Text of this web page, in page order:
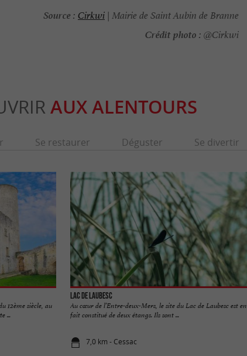
Source : Cirkwi| Mairie de Saint Aubin de Branne
Crédit photo : @Cirkwi
AUX ALENTOURS
Se restaurer Déguster Se divertir
12ème siècle, au
...
Lac de Laubesc
Au cœur de l’Entre-deux-Mers, le site du Lac de Laubesc est en
fait constitué de deux étangs. Ils sont ...
7,0 km - Cessac